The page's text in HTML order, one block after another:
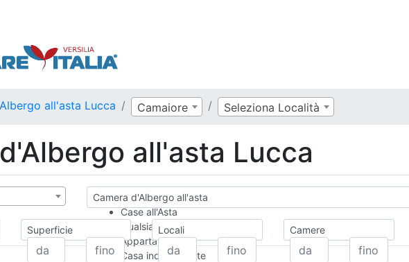
all'asta Lucca Camaiore Seleziona Località
all'asta Lucca
Camera d'Albergo all'asta
Case all'Asta
Qualsiasi
Appartamento
Casa indipendente
Superficie Locali Camere